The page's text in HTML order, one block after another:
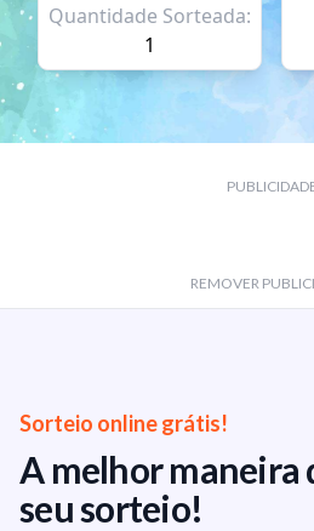
Quantidade Sorteada:
1
REMOVER
Sorteio online grátis!
A melhor maneira
seu sorteio!